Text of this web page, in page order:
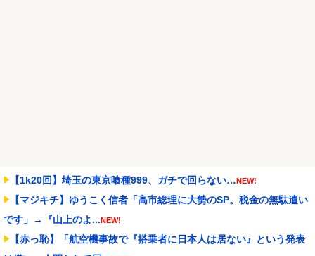
【1k20回】埼玉の東京喰種999、ガチで回らない…NEW!
【マジキチ】ゆうこく信者「高市総理に大勢のSP。税金の無駄遣い
です」→『山上のよ...NEW!
【赤っ恥】「航空機事故で『搭乗者に日本人は居ない』という発表